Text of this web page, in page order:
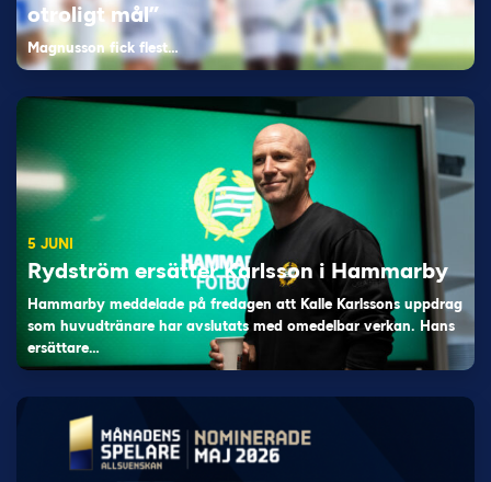
otroligt mål”
Magnusson fick flest…
5 JUNI
Rydström ersätter Karlsson i Hammarby
Hammarby meddelade på fredagen att Kalle Karlssons uppdrag
som huvudtränare har avslutats med omedelbar verkan. Hans
ersättare…